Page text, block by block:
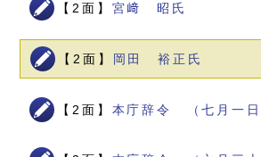
【2面】 宮﨑 昭氏
【2面】 岡田 裕正氏
【2面】 本庁辞令 （七月一日